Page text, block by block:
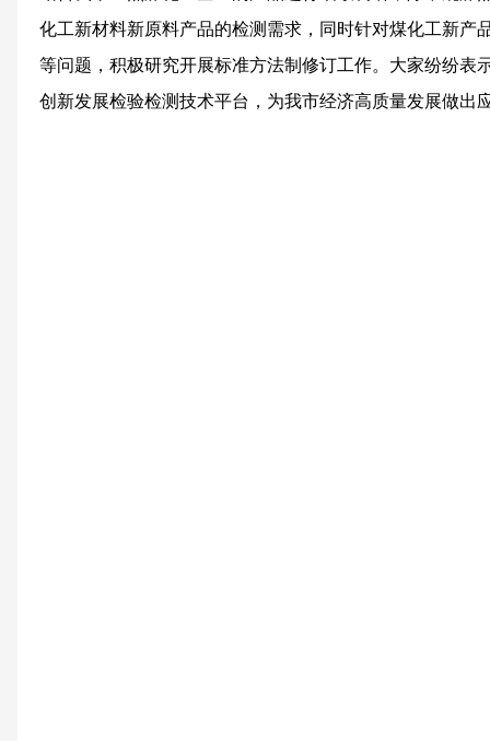
化工新材料新原料产品的检测需求，同时针对煤化工新产
等问题，积极研究开展标准方法制修订工作。大家纷纷表
创新发展检验检测技术平台，为我市经济高质量发展做出